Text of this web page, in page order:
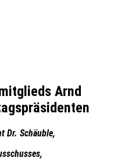
Arnd
Dr. Schäuble,